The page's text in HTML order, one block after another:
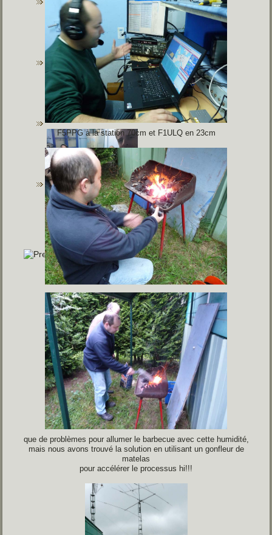
F5PPG à la station 70cm et F1ULQ en 23cm
que de problèmes pour allumer le barbecue avec cette humidité,
mais nous avons trouvé la solution en utilisant un gonfleur de
matelas
pour accélérer le processus hi!!!